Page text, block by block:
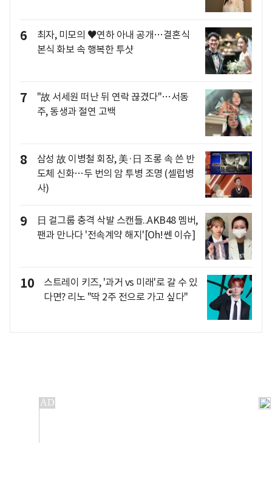
6
최자, 미모의 ♥연하 아내 공개…결혼식
본식 화보 속 행복한 투샷
7
"故 서세원 떠난 뒤 연락 끊겼다"…서동
주, 동생과 절연 고백
8
삼성 故 이병철 회장, 美·日 조롱 속 쓴 반
도체 신화…두 번의 암 투병 조명 (셀럽병
사)
9
日 걸그룹 충격 삭발 스캔들..AKB48 멤버,
팬과 만나다 '전속계약 해지'[Oh!쎈 이슈]
10
스트레이 키즈, '과거 vs 미래'로 갈 수 있
다면? 리노 "딱 2주 전으로 가고 싶다"